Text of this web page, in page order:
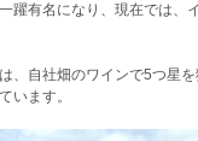
躍有名になり、現在では、
、自社畑のワインで5つ星
います。